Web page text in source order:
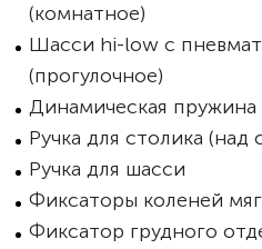
(комнатное)
Шасси hi-low с
(прогулочное)
Динамическая пружина
Ручка для столика (над
Ручка для шасси
Фиксаторы коленей
Фиксатор грудного